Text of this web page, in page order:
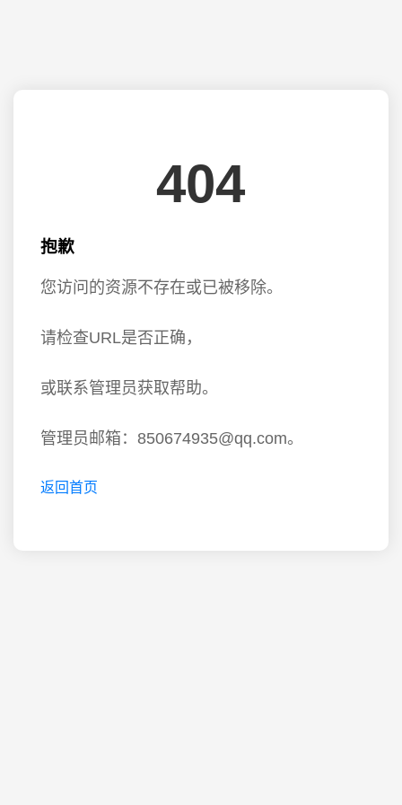
404
抱歉
您访问的资源不存在或已被移除。
请检查URL是否正确，
或联系管理员获取帮助。
管理员邮箱：850674935@qq.com。
返回首页